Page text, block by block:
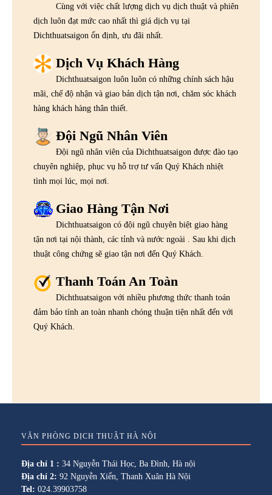
Cùng với việc chất lượng dịch vụ dịch thuật và phiên
dịch luôn đạt mức cao nhất thì giá dịch vụ tại
Dichthuatsaigon ổn định, ưu đãi nhất.
Dịch Vụ Khách Hàng
Dichthuatsaigon luôn luôn có những chính sách hậu
mãi, chế độ nhận và giao bản dịch tận nơi, chăm sóc khách
hàng khách hàng thân thiết.
Đội Ngũ Nhân Viên
Đội ngũ nhân viên của Dichthuatsaigon được đào tạo
chuyên nghiệp, phục vụ hỗ trợ tư vấn Quý Khách nhiệt
tình mọi lúc, mọi nơi.
Giao Hàng Tận Nơi
Dichthuatsaigon có đội ngũ chuyên biệt giao hàng
tận nơi tại nội thành, các tỉnh và nước ngoài . Sau khi dịch
thuật công chứng sẽ giao tận nơi đến Quý Khách.
Thanh Toán An Toàn
Dichthuatsaigon với nhiều phương thức thanh toán
đảm bảo tính an toàn nhanh chóng thuận tiện nhất đến với
Quý Khách.
VĂN PHÒNG DỊCH THUẬT HÀ NỘI
Địa chỉ 1 : 34 Nguyễn Thái Học, Ba Đình, Hà nội
Địa chỉ 2: 92 Nguyễn Xiển, Thanh Xuân Hà Nội
Tel: 024.39903758